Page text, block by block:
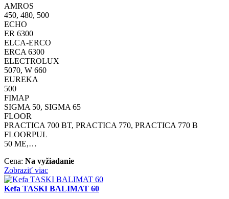
AMROS
450, 480, 500
ECHO
ER 6300
ELCA-ERCO
ERCA 6300
ELECTROLUX
5070, W 660
EUREKA
500
FIMAP
SIGMA 50, SIGMA 65
FLOOR
PRACTICA 700 BT, PRACTICA 770, PRACTICA 770 B
FLOORPUL
50 ME,…
Cena: Na vyžiadanie
Zobraziť viac
Kefa TASKI BALIMAT 60